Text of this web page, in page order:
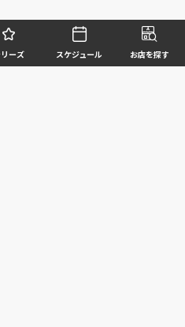
ーズ スケジュール お店を探す